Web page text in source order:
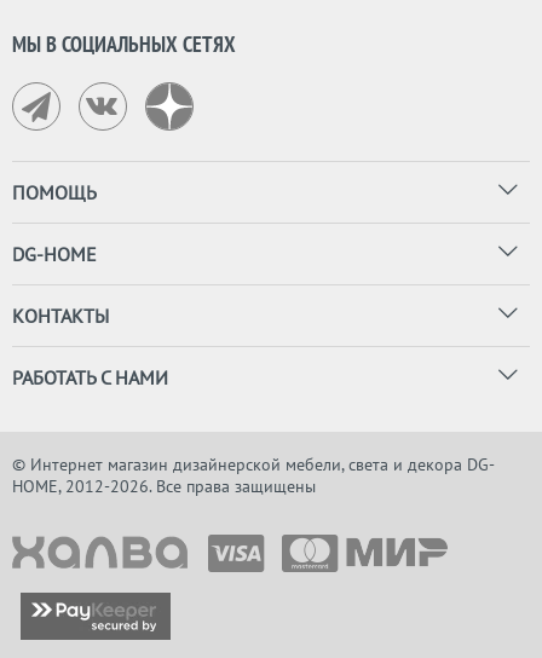
МЫ В СОЦИАЛЬНЫХ СЕТЯХ
ПОМОЩЬ
DG-HOME
КОНТАКТЫ
РАБОТАТЬ С НАМИ
© Интернет магазин дизайнерской мебели, света и декора DG-
HOME, 2012-2026. Все права защищены